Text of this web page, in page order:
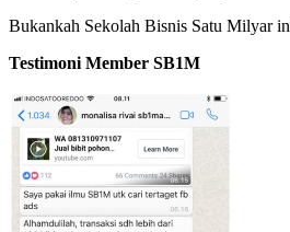
Bukankah Sekolah Bisnis Satu Milyar
Testimoni Member SB1M